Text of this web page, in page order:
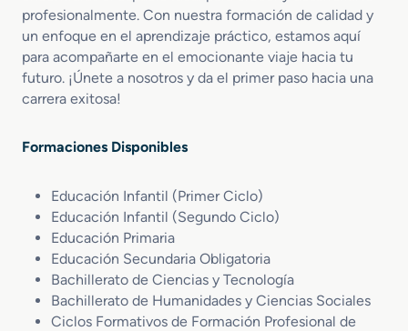
profesionalmente. Con nuestra formación de calidad y
un enfoque en el aprendizaje práctico, estamos aquí
para acompañarte en el emocionante viaje hacia tu
futuro. ¡Únete a nosotros y da el primer paso hacia una
carrera exitosa!
Formaciones Disponibles
Educación Infantil (Primer Ciclo)
Educación Infantil (Segundo Ciclo)
Educación Primaria
Educación Secundaria Obligatoria
Bachillerato de Ciencias y Tecnología
Bachillerato de Humanidades y Ciencias Sociales
Ciclos Formativos de Formación Profesional de